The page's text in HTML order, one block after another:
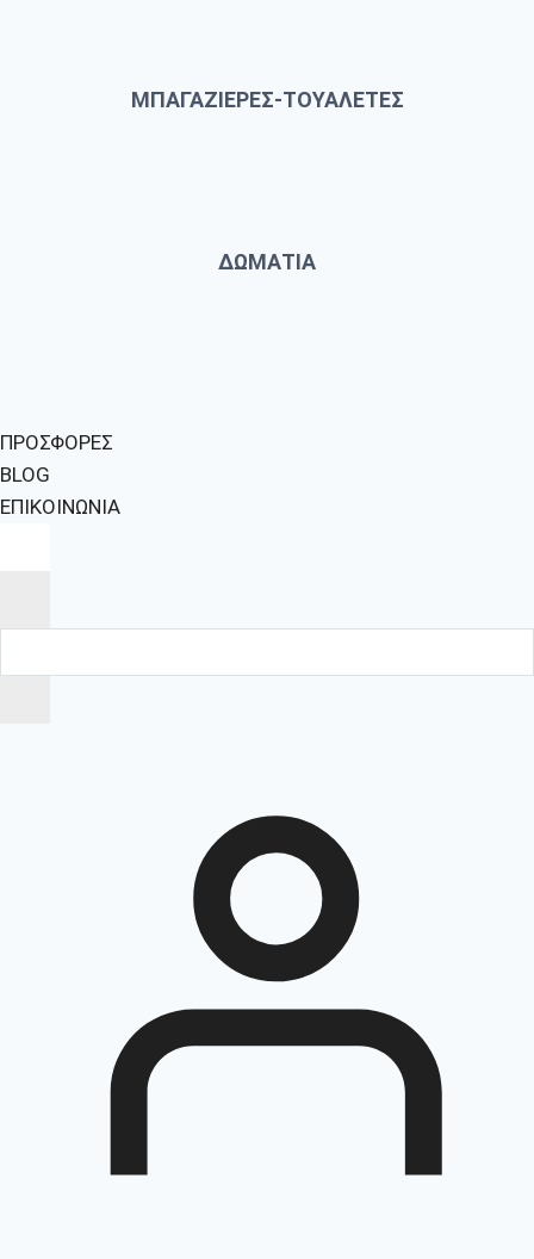
ΜΠΑΓΑΖΙΕΡΕΣ-ΤΟΥΑΛΕΤΕΣ
ΔΩΜΑΤΙΑ
ΠΡΟΣΦΟΡΕΣ
BLOG
ΕΠΙΚΟΙΝΩΝΙΑ